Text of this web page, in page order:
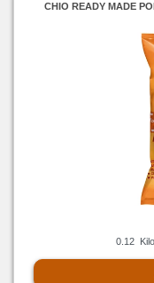
CHIO READY MADE
0.12